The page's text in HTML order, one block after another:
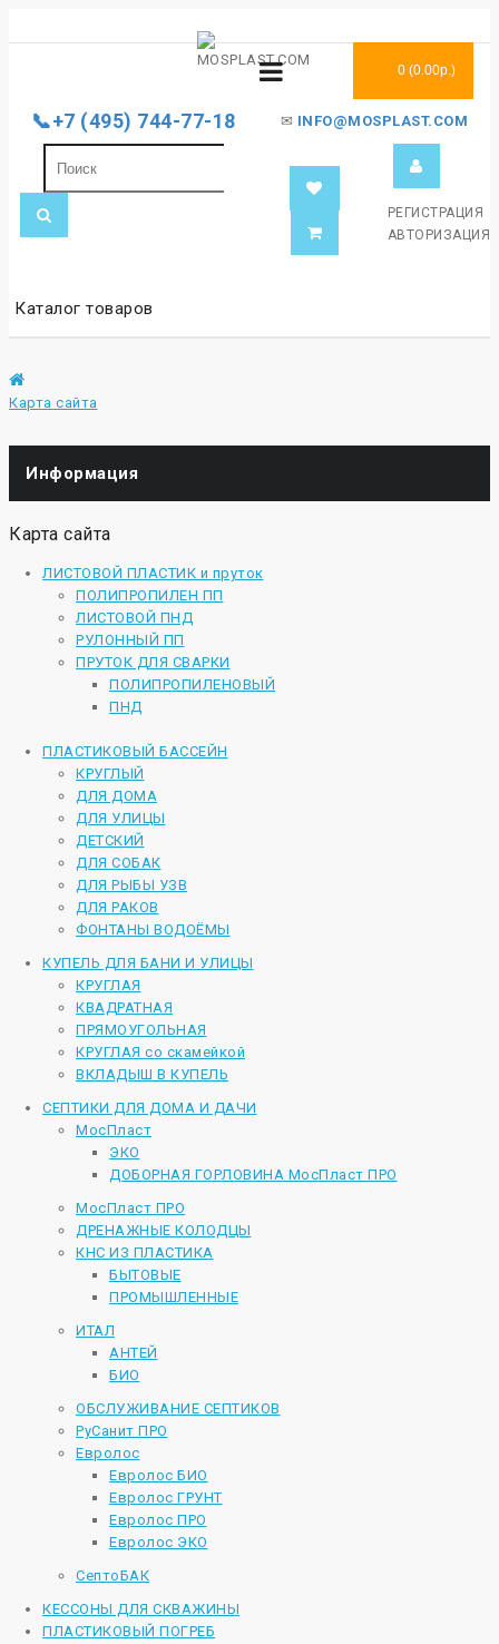
📞+7 (495) 744-77-18 ✉ INFO@MOSPLAST.COM
РЕГИСТРАЦИЯ
АВТОРИЗАЦИЯ
0 (0.00р.)
Каталог товаров
Карта сайта
Информация
Карта сайта
ЛИСТОВОЙ ПЛАСТИК и пруток
ПОЛИПРОПИЛЕН ПП
ЛИСТОВОЙ ПНД
РУЛОННЫЙ ПП
ПРУТОК ДЛЯ СВАРКИ
ПОЛИПРОПИЛЕНОВЫЙ
ПНД
ПЛАСТИКОВЫЙ БАССЕЙН
КРУГЛЫЙ
ДЛЯ ДОМА
ДЛЯ УЛИЦЫ
ДЕТСКИЙ
ДЛЯ СОБАК
ДЛЯ РЫБЫ УЗВ
ДЛЯ РАКОВ
ФОНТАНЫ ВОДОЁМЫ
КУПЕЛЬ ДЛЯ БАНИ И УЛИЦЫ
КРУГЛАЯ
КВАДРАТНАЯ
ПРЯМОУГОЛЬНАЯ
КРУГЛАЯ со скамейкой
ВКЛАДЫШ В КУПЕЛЬ
СЕПТИКИ ДЛЯ ДОМА И ДАЧИ
МосПласт
ЭКО
ДОБОРНАЯ ГОРЛОВИНА МосПласт ПРО
МосПласт ПРО
ДРЕНАЖНЫЕ КОЛОДЦЫ
КНС ИЗ ПЛАСТИКА
БЫТОВЫЕ
ПРОМЫШЛЕННЫЕ
ИТАЛ
АНТЕЙ
БИО
ОБСЛУЖИВАНИЕ СЕПТИКОВ
РуСанит ПРО
Евролос
Евролос БИО
Евролос ГРУНТ
Евролос ПРО
Евролос ЭКО
СептоБАК
КЕССОНЫ ДЛЯ СКВАЖИНЫ
ПЛАСТИКОВЫЙ ПОГРЕБ